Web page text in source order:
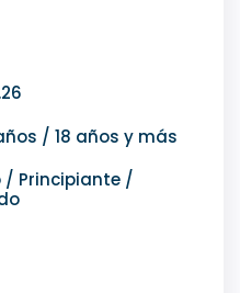
/ 18 años y más
/ Principiante /